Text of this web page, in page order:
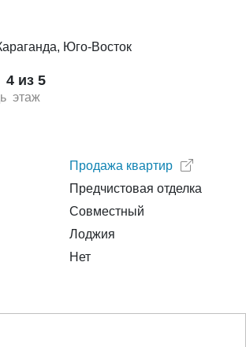
Юго-Восток
4 из 5
этаж
Продажа квартир
Предчистовая отделка
Совместный
Лоджия
Нет